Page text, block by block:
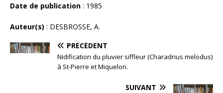
Date de publication : 1985
Auteur(s) : DESBROSSE, A.
PRÉCÉDENT
Nidification du pluvier siffleur (Charadrius melodus)
à St-Pierre et Miquelon.
SUIVANT